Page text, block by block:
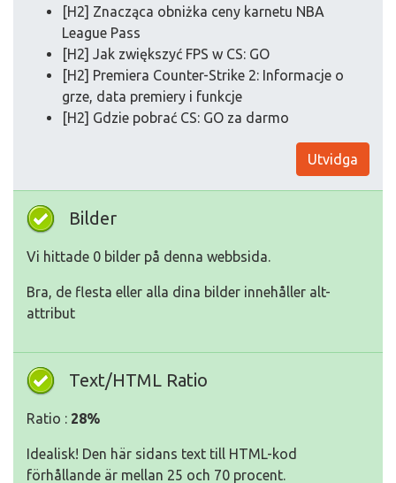
[H2] Znacząca obniżka ceny karnetu NBA
League Pass
[H2] Jak zwiększyć FPS w CS: GO
[H2] Premiera Counter-Strike 2: Informacje o
grze, data premiery i funkcje
[H2] Gdzie pobrać CS: GO za darmo
Utvidga
Bilder
Vi hittade 0 bilder på denna webbsida.
Bra, de flesta eller alla dina bilder innehåller alt-
attribut
Text/HTML Ratio
Ratio : 28%
Idealisk! Den här sidans text till HTML-kod
förhållande är mellan 25 och 70 procent.